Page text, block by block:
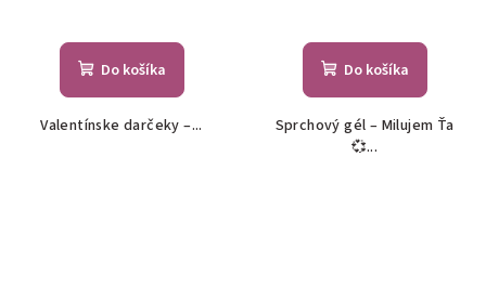
Do košíka
Valentínske darčeky –...
Do košíka
Sprchový gél – Milujem Ťa
💞...